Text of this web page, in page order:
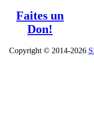
Faites un
Don!
Copyright © 2014-2026